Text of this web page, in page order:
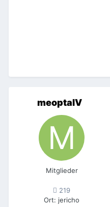
meoptaIV
Mitglieder
219
Ort: jericho